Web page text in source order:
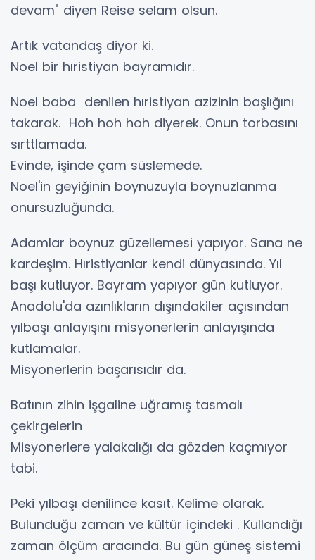
devam" diyen Reise selam olsun.
Artık vatandaş diyor ki.
Noel bir hıristiyan bayramıdır.
Noel baba denilen hıristiyan azizinin başlığını
takarak. Hoh hoh hoh diyerek. Onun torbasını
sırttlamada.
Evinde, işinde çam süslemede.
Noel'in geyiğinin boynuzuyla boynuzlanma
onursuzluğunda.
Adamlar boynuz güzellemesi yapıyor. Sana ne
kardeşim. Hıristiyanlar kendi dünyasında. Yıl
başı kutluyor. Bayram yapıyor gün kutluyor.
Anadolu'da azınlıkların dışındakiler açısından
yılbaşı anlayışını misyonerlerin anlayışında
kutlamalar.
Misyonerlerin başarısıdır da.
Batının zihin işgaline uğramış tasmalı
çekirgelerin
Misyonerlere yalakalığı da gözden kaçmıyor
tabi.
Peki yılbaşı denilince kasıt. Kelime olarak.
Bulunduğu zaman ve kültür içindeki . Kullandığı
zaman ölçüm aracında. Bu gün güneş sistemi